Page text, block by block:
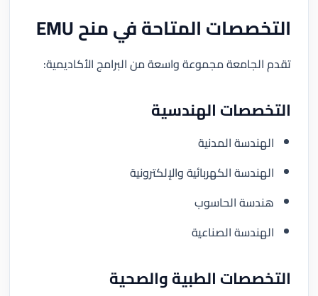
التخصصات المتاحة في منح EMU
تقدم الجامعة مجموعة واسعة من البرامج الأكاديمية:
التخصصات الهندسية
الهندسة المدنية
الهندسة الكهربائية والإلكترونية
هندسة الحاسوب
الهندسة الصناعية
التخصصات الطبية والصحية